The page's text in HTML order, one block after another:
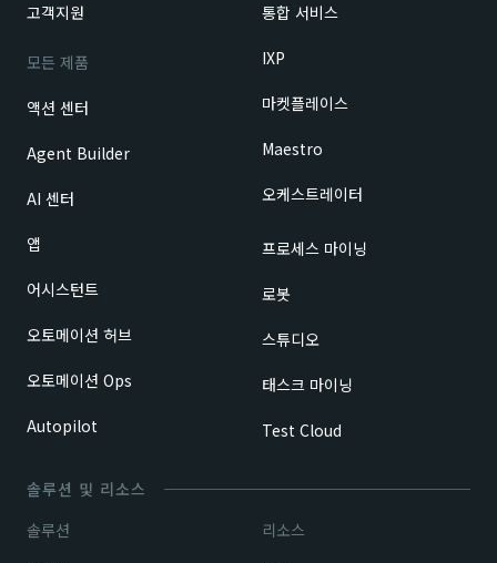
고객지원
모든 제품
액션 센터
Agent Builder
AI 센터
앱
어시스턴트
오토메이션 허브
오토메이션 Ops
Autopilot
통합 서비스
IXP
마켓플레이스
Maestro
오케스트레이터
프로세스 마이닝
로봇
스튜디오
태스크 마이닝
Test Cloud
솔루션 및 리소스
솔루션
리소스